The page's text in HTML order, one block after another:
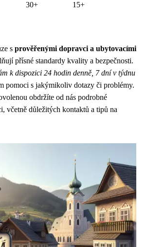
30+ 15+
s prověřenými dopravci a ubytovacími
přísné standardy kvality a bezpečnosti.
k dispozici 24 hodin denně, 7 dní v týdnu
pomoci s jakýmikoliv dotazy či problémy.
obdržíte od nás podrobné
včetně důležitých kontaktů a tipů na